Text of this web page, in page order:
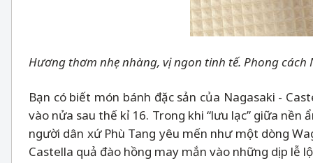
Hương thơm nhẹ nhàng, vị ngon tinh tế. Phong
Bạn có biết món bánh đặc sản của Nagasaki -
vào nửa sau thế kỉ 16. Trong khi “lưu lạc” giữa
người dân xứ Phù Tang yêu mến như một dòng
Castella quả đào hồng may mắn vào những dịp lễ